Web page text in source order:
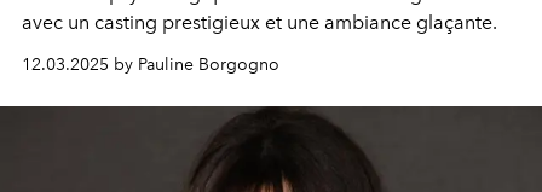
avec un casting prestigieux et une ambiance glaçante.
12.03.2025 by Pauline Borgogno